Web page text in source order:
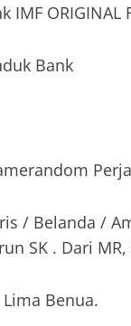
ORIGINAL
Bank
/ Belanda /
SK . Dari
Benua.